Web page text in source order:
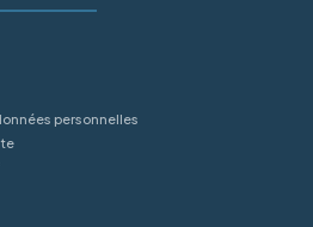
personnelles